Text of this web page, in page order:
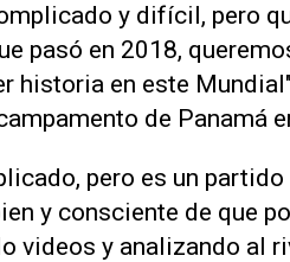
y difícil, pero
pasó en 2018,
historia en este
de Panamá
pero es un
y consciente de que
videos y analizando al